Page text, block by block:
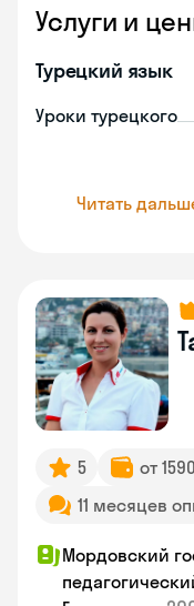
Услуги и
Турецкий язык
Уроки турецкого
Читать
5
от
11 месяцев
Мордовский